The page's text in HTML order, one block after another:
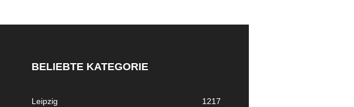
BELIEBTE KATEGORIE
Leipzig
1217